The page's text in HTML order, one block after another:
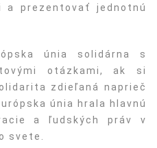
a prezentovať jednotnú
únia solidárna s
otázkami, ak si
zdieľaná naprieč
únia hrala hlavnú
a ľudských práv v
svete.